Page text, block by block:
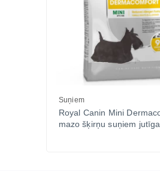
Suņiem
Royal Canin Mini
mazo šķirņu suņiem